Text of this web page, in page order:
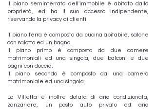
Il piano seminterrato dell'immobile è abitato dalla
proprietà, ed ha il suo accesso indipendente,
riservando la privacy ai clienti.
Il piano terra è composto da cucina abitabile, salone
con salotto ed un bagno.
Il piano primo è composto da due camere
matrimoniali ed una singola, due balconi e due
bagni con doccia.
Il piano secondo è composto da una camera
matrimoniale ed una singola.
La Villetta è inoltre dotata di aria condizionata,
zanzariere, un posto auto privato ed aria